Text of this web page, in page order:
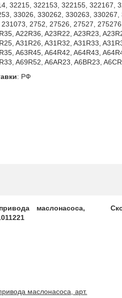
32215, 322153, 322155, 322167,
33026, 330262, 330263,
2752, 27526, 27527,
A22R36, A23R22, A23R23,
A31R26, A31R32, A31R33,
A63R45, A64R42, A64R43,
A69R52, A6AR23, A6BR23,
: РФ
маслонасоса,